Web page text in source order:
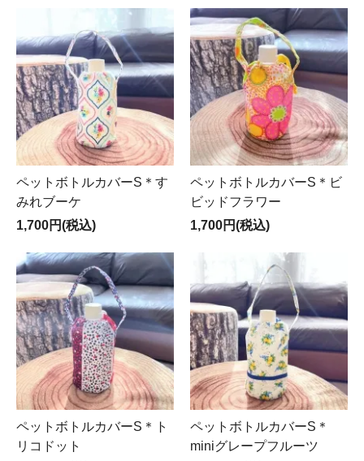
ペットボトルカバーS＊す
みれブーケ
1,700円(税込)
ペットボトルカバーS＊ビ
ビッドフラワー
1,700円(税込)
ペットボトルカバーS＊ト
リコドット
ペットボトルカバーS＊
miniグレープフルーツ